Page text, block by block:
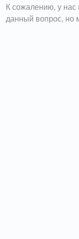
К сожалению, у нас
данный вопрос, но